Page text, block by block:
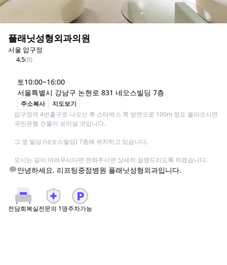
플래닛성형외과의원
서울 압구정
4.5(8)
토10:00~16:00
서울특별시 강남구 논현로 831 네오스빌딩 7층
주소복사
지도보기
압구정역 4번출구로 나오신 후 스타벅스 쪽 방면으로 100m 정도 올라오시면
국민은행 건물이 보이실 것입니다.
그 옆 빌딩 (네오스빌딩) 7층에 위치하고 있습니다.
오시는 길이 어려우시다면 전화주시면 상세히 설명드리도록 하겠습니다.
안녕하세요. 리프팅중점병원 플래닛성형외과입니다.
전담회복실전문의 1명주차가능